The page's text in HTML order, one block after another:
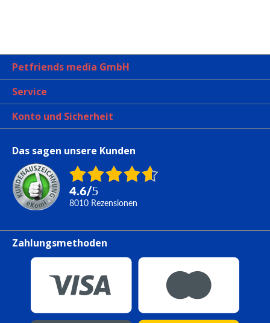
Petfriends media GmbH
Service
Konto und Sicherheit
Das sagen unsere Kunden
4.6/5
8010 Rezensionen
Zahlungsmethoden